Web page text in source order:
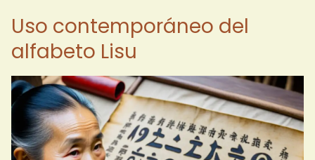
Uso contemporáneo del
alfabeto Lisu